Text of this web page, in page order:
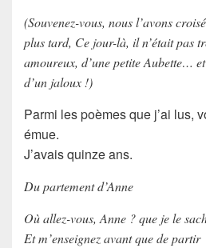
(Souvenez-vous, nous l’avons
plus tard, Ce jour-là, il n’était pas
amoureux, d’une petite Aubette…
d’un jaloux !)
Parmi les poèmes que j’ai lus,
émue.
J’avais quinze ans.
Du partement d’Anne
Où allez-vous, Anne ? que je le
Et m’enseignez avant que de partir